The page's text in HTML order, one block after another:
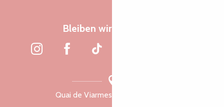
Bleiben wir verbunden
Quai de Viarmes, 22300 Lannion